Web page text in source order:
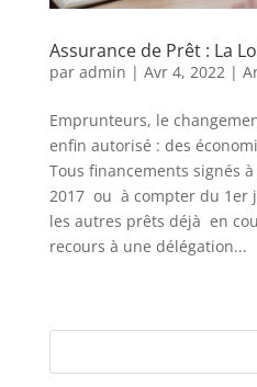
Assurance de Prêt : La
par admin | Avr 4, 2022|
Emprunteurs, le
enfin autorisé : des
Tous financements signés
2017 ou à compter du 1er
les autres prêts déjà en
recours à une délégation...